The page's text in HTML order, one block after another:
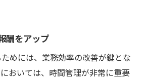
酬をアップ
めには、業務効率の改善が鍵とな
おいては、時間管理が非常に重要